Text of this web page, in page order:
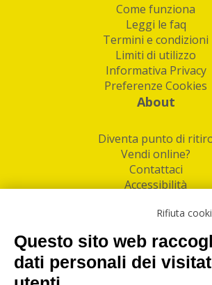
Come funziona
Leggi le faq
Termini e condizioni
Limiti di utilizzo
Informativa Privacy
Preferenze Cookies
About
Diventa punto di
Vendi online?
Contattaci
Accessibilità
Facebook
Linkedin
Rifiuta
Questo sito web
dati personali dei